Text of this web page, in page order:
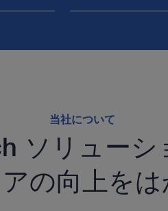
当社について
ソリュー
の向上をは